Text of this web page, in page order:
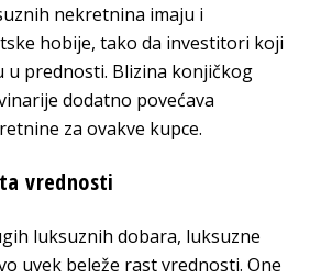
nekretnina imaju i
hobije, tako da investitori koji
u prednosti. Blizina konjičkog
dodatno povećava
za ovakve kupce.
vrednosti
luksuznih dobara, luksuzne
uvek beleže rast vrednosti. One